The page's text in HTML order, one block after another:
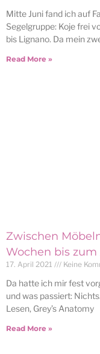
Mitte Juni fand ich auf
Segelgruppe: Koje frei
bis Lignano. Da mein
Read More »
Zwischen
Wochen bis zum
17. April 2021 Keine
Da hatte ich mir fest
und was passiert:
Lesen, Grey’s Anatomy
Read More »